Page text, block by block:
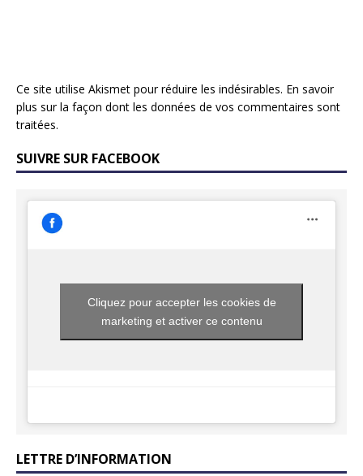
Ce site utilise Akismet pour réduire les indésirables. En savoir
plus sur la façon dont les données de vos commentaires sont
traitées.
SUIVRE SUR FACEBOOK
Cliquez pour accepter les cookies de
marketing et activer ce contenu
LETTRE D’INFORMATION